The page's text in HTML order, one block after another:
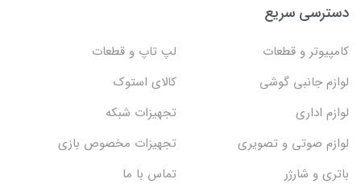
دسترسی سریع
کامپیوتر و قطعات
لپ تاپ و قطعات
لوازم جانبی گوشی
کالای استوک
لوازم اداری
تجهیزات شبکه
لوازم صوتی و تصویری
تجهیزات مخصوص بازی
باتری و شارژر
تماس با ما